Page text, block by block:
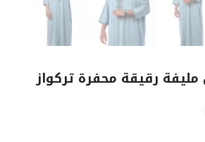
مليفة رقيقة محفرة تركواز